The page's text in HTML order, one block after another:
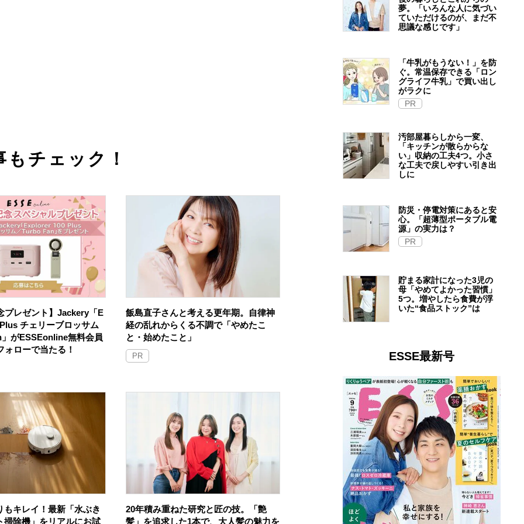
もチェック！
プレゼント】Jackery「E
チェリーブロッサム
がESSEonline無料会員
ォローで当たる！
飯島直子さんと考える更年期。自律神
経の乱れからくる不調で「やめたこ
と・始めたこと」
PR
もキレイ！最新「水ぶき
掃除機」をリアルにお試
20年積み重ねた研究と匠の技。「艶
髪」を追求した1本で、大人髪の魅力を
夢。「いろんな人に気づい
ていただけるのが、まだ不
思議な感じです」
「牛乳がもうない！」を防
ぐ。常温保存できる「ロン
グライフ牛乳」で買い出し
がラクに
PR
汚部屋暮らしから一変、
「キッチンが散らからな
い」収納の工夫4つ。小さ
な工夫で戻しやすい引き出
しに
防災・停電対策にあると安
心。「超薄型ポータブル電
源」の実力は？​
PR
貯まる家計になった3児の
母「やめてよかった習慣」
5つ。増やしたら食費が浮
いた“食品ストック”は
ESSE最新号